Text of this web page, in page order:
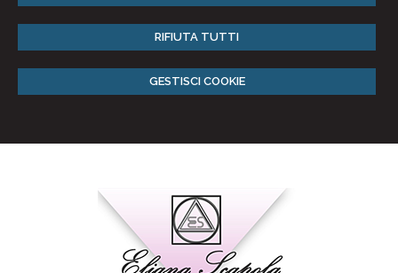
RIFIUTA TUTTI
GESTISCI COOKIE